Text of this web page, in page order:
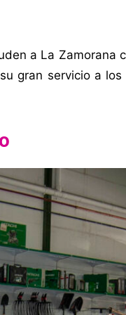
a La Zamorana
gran servicio a